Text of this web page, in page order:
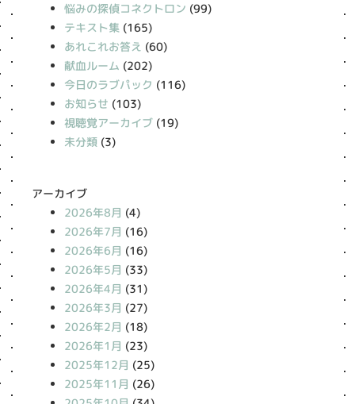
悩みの探偵コネクトロン (99)
テキスト集 (165)
あれこれお答え (60)
献血ルーム (202)
今日のラブパック (116)
お知らせ (103)
視聴覚アーカイブ (19)
未分類 (3)
アーカイブ
2026年8月 (4)
2026年7月 (16)
2026年6月 (16)
2026年5月 (33)
2026年4月 (31)
2026年3月 (27)
2026年2月 (18)
2026年1月 (23)
2025年12月 (25)
2025年11月 (26)